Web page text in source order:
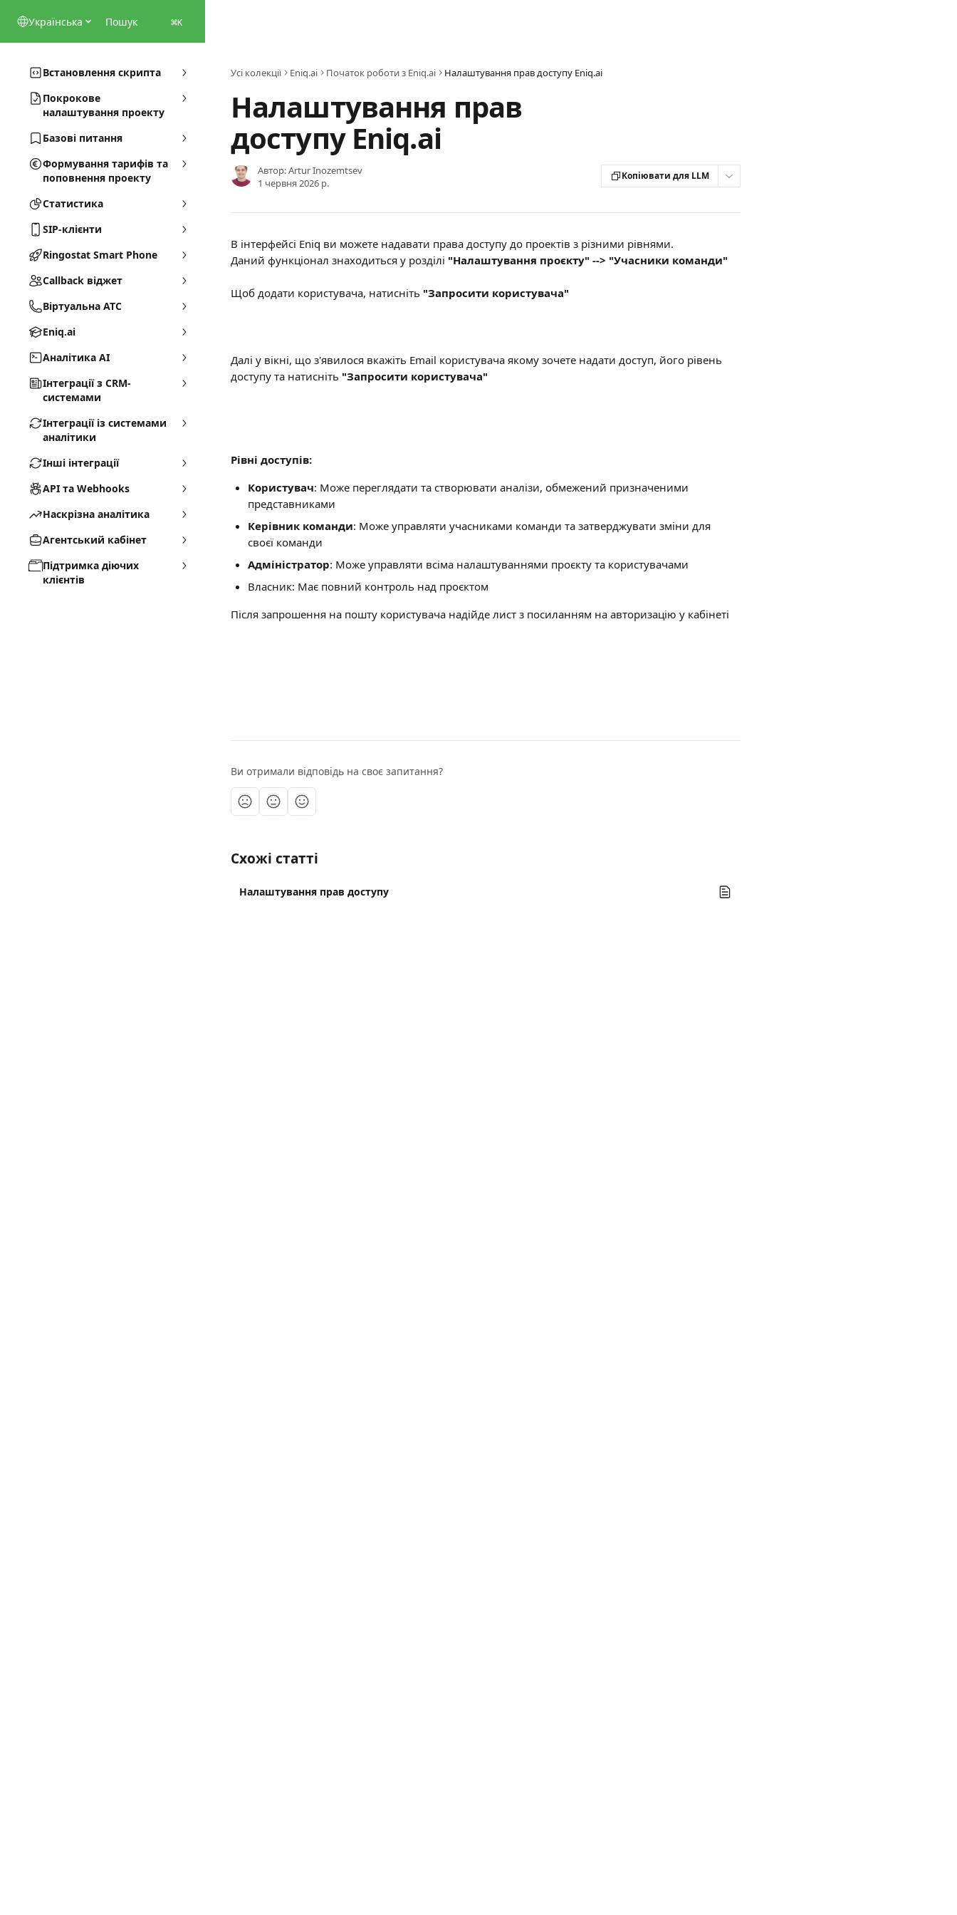
Українська Пошук ⌘K
Встановлення скрипта
Покрокове
налаштування проекту
Базові питання
Формування тарифів та
поповнення проекту
Статистика
SIP-клієнти
Ringostat Smart Phone
Callback віджет
Віртуальна АТС
Eniq.ai
Аналітика AI
Інтеграції з CRM-
системами
Інтеграції із системами
аналітики
Інші інтеграції
API та Webhooks
Наскрізна аналітика
Агентський кабінет
Підтримка діючих
клієнтів
Усі колекції Eniq.ai Початок роботи з Eniq.ai Налаштування прав доступу Eniq.ai
Налаштування прав
доступу Eniq.ai
Автор:Artur Inozemtsev
1 червня 2026 р.
Копіювати для LLM
В інтерфейсі Eniq ви можете надавати права доступу до проектів з різними рівнями.
Даний функціонал знаходиться у розділі "Налаштування проєкту" --> "Учасники команди"
Щоб додати користувача, натисніть "Запросити користувача"
Далі у вікні, що з'явилося вкажіть Email користувача якому зочете надати доступ, його рівень
доступу та натисніть "Запросити користувача"
Рівні доступів:
Користувач: Може переглядати та створювати аналізи, обмежений призначеними
представниками
Керівник команди: Може управляти учасниками команди та затверджувати зміни для
своєї команди
Адміністратор: Може управляти всіма налаштуваннями проєкту та користувачами
Власник: Має повний контроль над проєктом
Після запрошення на пошту користувача надійде лист з посиланням на авторизацію у кабінеті
Ви отримали відповідь на своє запитання?
Схожі статті
Налаштування прав доступу